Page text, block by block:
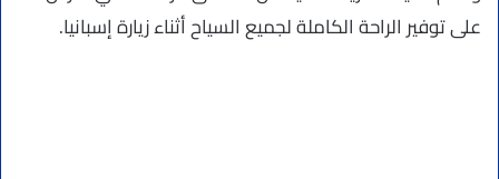
على توفير الراحة الكاملة لجميع السياح أثناء زيارة إسبانيا.